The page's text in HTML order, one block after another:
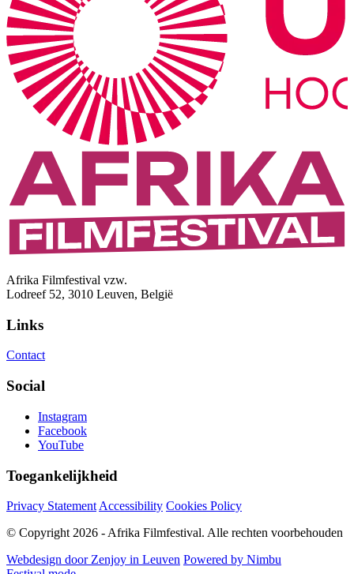
Afrika Filmfestival vzw.
Lodreef 52, 3010 Leuven, België
Links
Contact
Social
Instagram
Facebook
YouTube
Toegankelijkheid
Privacy Statement Accessibility Cookies Policy
© Copyright 2026 - Afrika Filmfestival. Alle rechten voorbehouden
Webdesign door Zenjoy in Leuven Powered by Nimbu